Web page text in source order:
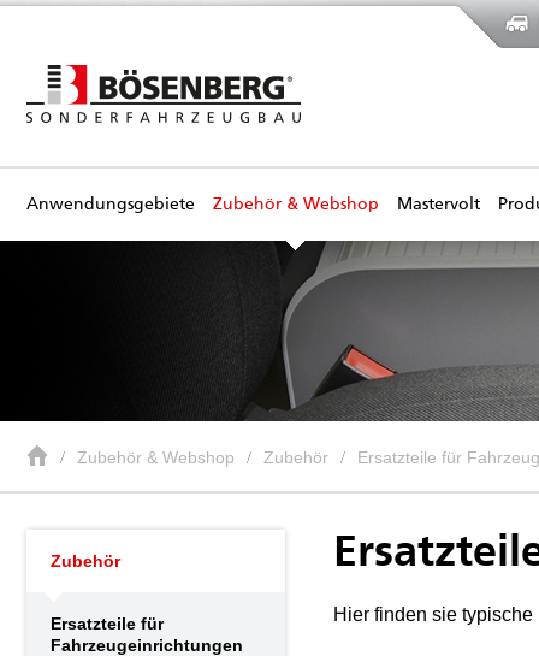
Anwendungsgebiete Zubehör & Webshop Mastervolt
Zubehör & Webshop Zubehör Ersatzteile für
Zubehör
Ersatzteile für
Fahrzeugeinrichtungen
Hier finden sie